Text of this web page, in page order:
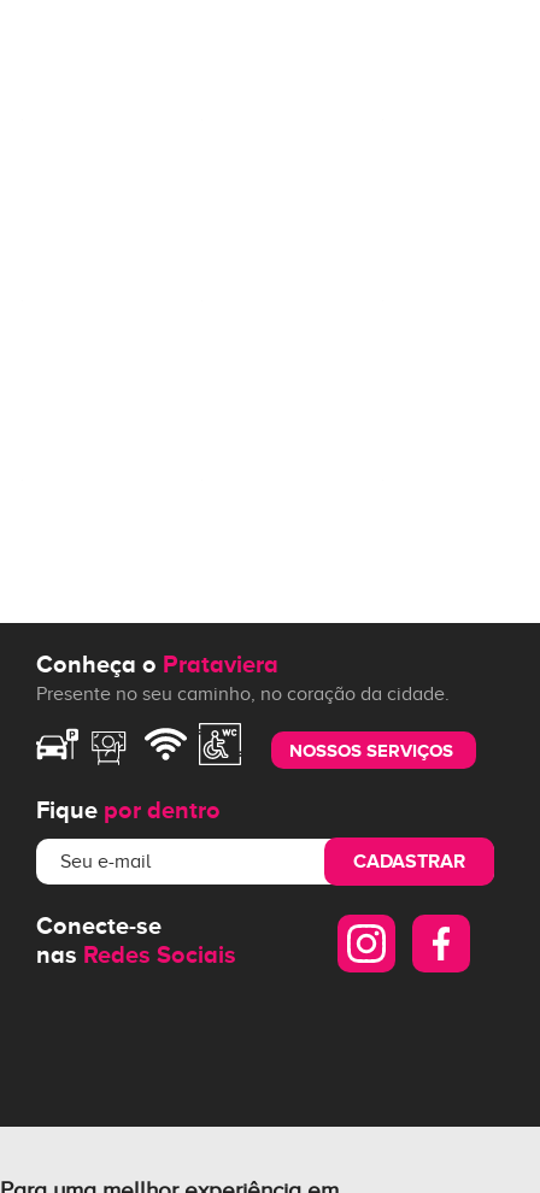
Conheça o Prataviera
Presente no seu caminho, no coração da cidade.
NOSSOS SERVIÇOS
Fique por dentro
CADASTRAR
Conecte-se
nas Redes Sociais